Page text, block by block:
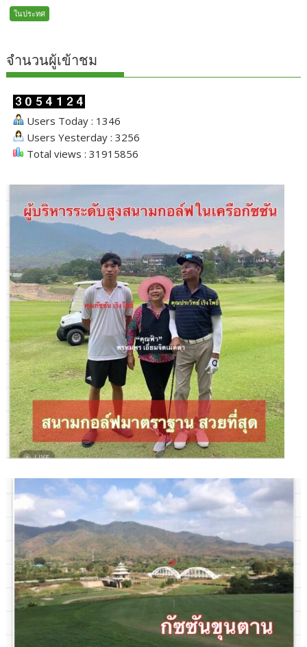
ในประทศ
จำนวนผู้เข้าชม
Users Today : 1346
Users Yesterday : 3256
Total views : 31915856